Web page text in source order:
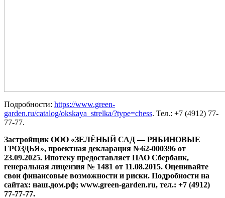
Подробности: https://www.green-
garden.ru/catalog/okskaya_strelka/?type=chess. Тел.: ‪+7 (4912) 77-
77-77‬.
Застройщик ООО «ЗЕЛЁНЫЙ САД — РЯБИНОВЫЕ
ГРОЗДЬЯ», проектная декларация №62-000396 от
23.09.2025. Ипотеку предоставляет ПАО Сбербанк,
генеральная лицензия № 1481 от 11.08.2015. Оценивайте
свои финансовые возможности и риски. Подробности на
сайтах: наш.дом.рф; www.green-garden.ru, тел.: ‪+7 (4912)
77-77-77‬.